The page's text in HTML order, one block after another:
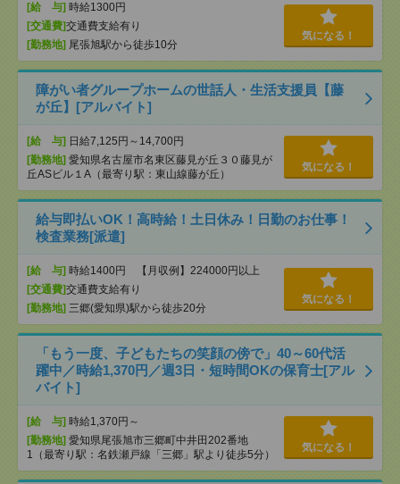
[給 与] 時給1300円
[交通費]交通費支給有り
[勤務地] 尾張旭駅から徒歩10分
気になる！
障がい者グループホームの世話人・生活支援員【藤
が丘】[アルバイト]
[給 与] 日給7,125円～14,700円
[勤務地] 愛知県名古屋市名東区藤見が丘３０藤見が
丘ASビル１A（最寄り駅：東山線藤が丘）
気になる！
給与即払いOK！高時給！土日休み！日勤のお仕事！
検査業務[派遣]
[給 与] 時給1400円 【月収例】224000円以上
[交通費]交通費支給有り
[勤務地] 三郷(愛知県)駅から徒歩20分
気になる！
「もう一度、子どもたちの笑顔の傍で」40～60代活
躍中／時給1,370円／週3日・短時間OKの保育士[アル
バイト]
[給 与] 時給1,370円～
[勤務地] 愛知県尾張旭市三郷町中井田202番地
1（最寄り駅：名鉄瀬戸線「三郷」駅より徒歩5分）
気になる！